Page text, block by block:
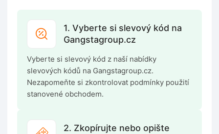
1. Vyberte si slevový kód na
Gangstagroup.cz
Vyberte si slevový kód z naší nabídky
slevových kódů na Gangstagroup.cz.
Nezapomeňte si zkontrolovat podmínky použití
stanovené obchodem.
2. Zkopírujte nebo opište